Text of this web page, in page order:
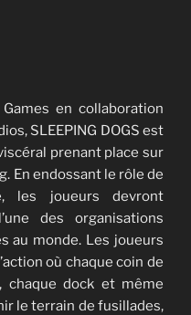
en collaboration
SLEEPING DOGS est
prenant place sur
En endossant le rôle de
les joueurs devront
des organisations
au monde. Les joueurs
où chaque coin de
chaque dock et même
le terrain de fusillades,